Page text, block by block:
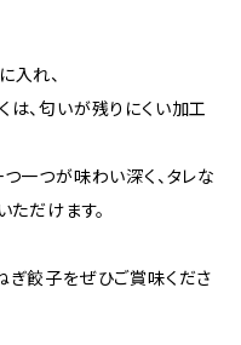
入れ、
、匂いが残りにくい加工
一つが味わい深く、タレな
ただけます。
ぎ餃子をぜひご賞味くださ